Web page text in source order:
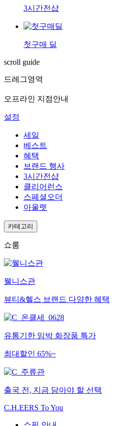
3시간전샵
첫구매 딜
scroll guide
드레그영역
오프라인 지점안내
설정
세일
베스트
혜택
브랜드 행사
3시간전샵
클리어런스
스페셜오더
아울렛
카테고리
쇼룸
웰니스관
뷰티&헬스 브랜드 다양한 혜택
유통기한 임박 화장품 특가
최대할인 65%~
출국 전, 지금 담아야 할 선택
C.H.EERS To You